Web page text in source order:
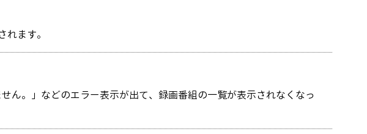
ます。
ん。」などのエラー表示が出て、録画番組の一覧が表示されなくなっ